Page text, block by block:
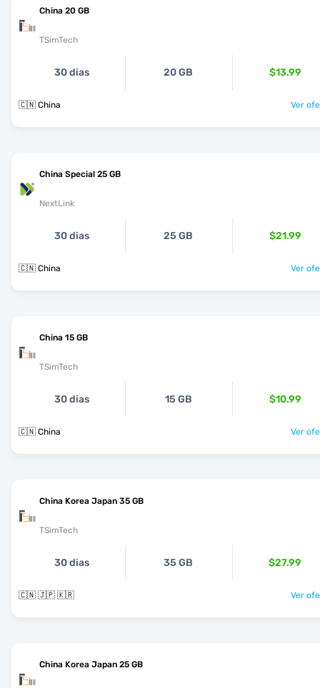
China 20 GB
TSimTech
30 dias 20 GB $13.99
🇨🇳 China Ver
China Special 25 GB
NextLink
30 dias 25 GB $21.99
🇨🇳 China Ver
China 15 GB
TSimTech
30 dias 15 GB $10.99
🇨🇳 China Ver
China Korea Japan 35 GB
TSimTech
30 dias 35 GB $27.99
🇨🇳 🇯🇵 🇰🇷 Ver
China Korea Japan 25 GB